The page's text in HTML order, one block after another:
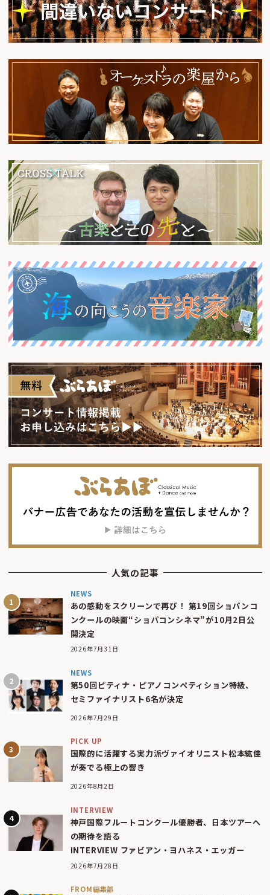
人気の記事
NEWS
あの感動をスクリーンで再び！ 第19回ショパンコ
ンクールの映画“ショパコンシネマ”が10月2日公
開決定
2026年7月31日
NEWS
第50回ピティナ・ピアノコンペティション特級、
セミファイナリスト6名が決定
2026年7月29日
PICK UP
国際的に活躍する実力派ヴァイオリニスト松本紘佳
が奏でる極上の響き
2026年8月2日
INTERVIEW
神戸国際フルートコンクール優勝者、日本ツアーへ
の期待を語る
INTERVIEW ファビアン・ヨハネス・エッガー
2026年7月28日
FROM編集部